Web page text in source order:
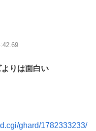
りは面白い
ghard/1782333233/